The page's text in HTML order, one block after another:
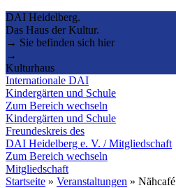
DAI Heidelberg.
Das Haus der Kultur.
→ Sie befinden sich hier
→
Kulturhaus
Internationale DAI
Kindergärten und Schule
Zum Bereich wechseln
Kindergärten und Schule
Freundeskreis des
DAI Heidelberg e. V. / Mitgliedschaft
Zum Bereich wechseln
Mitgliedschaft
Startseite » Veranstaltungen » Nähcafé